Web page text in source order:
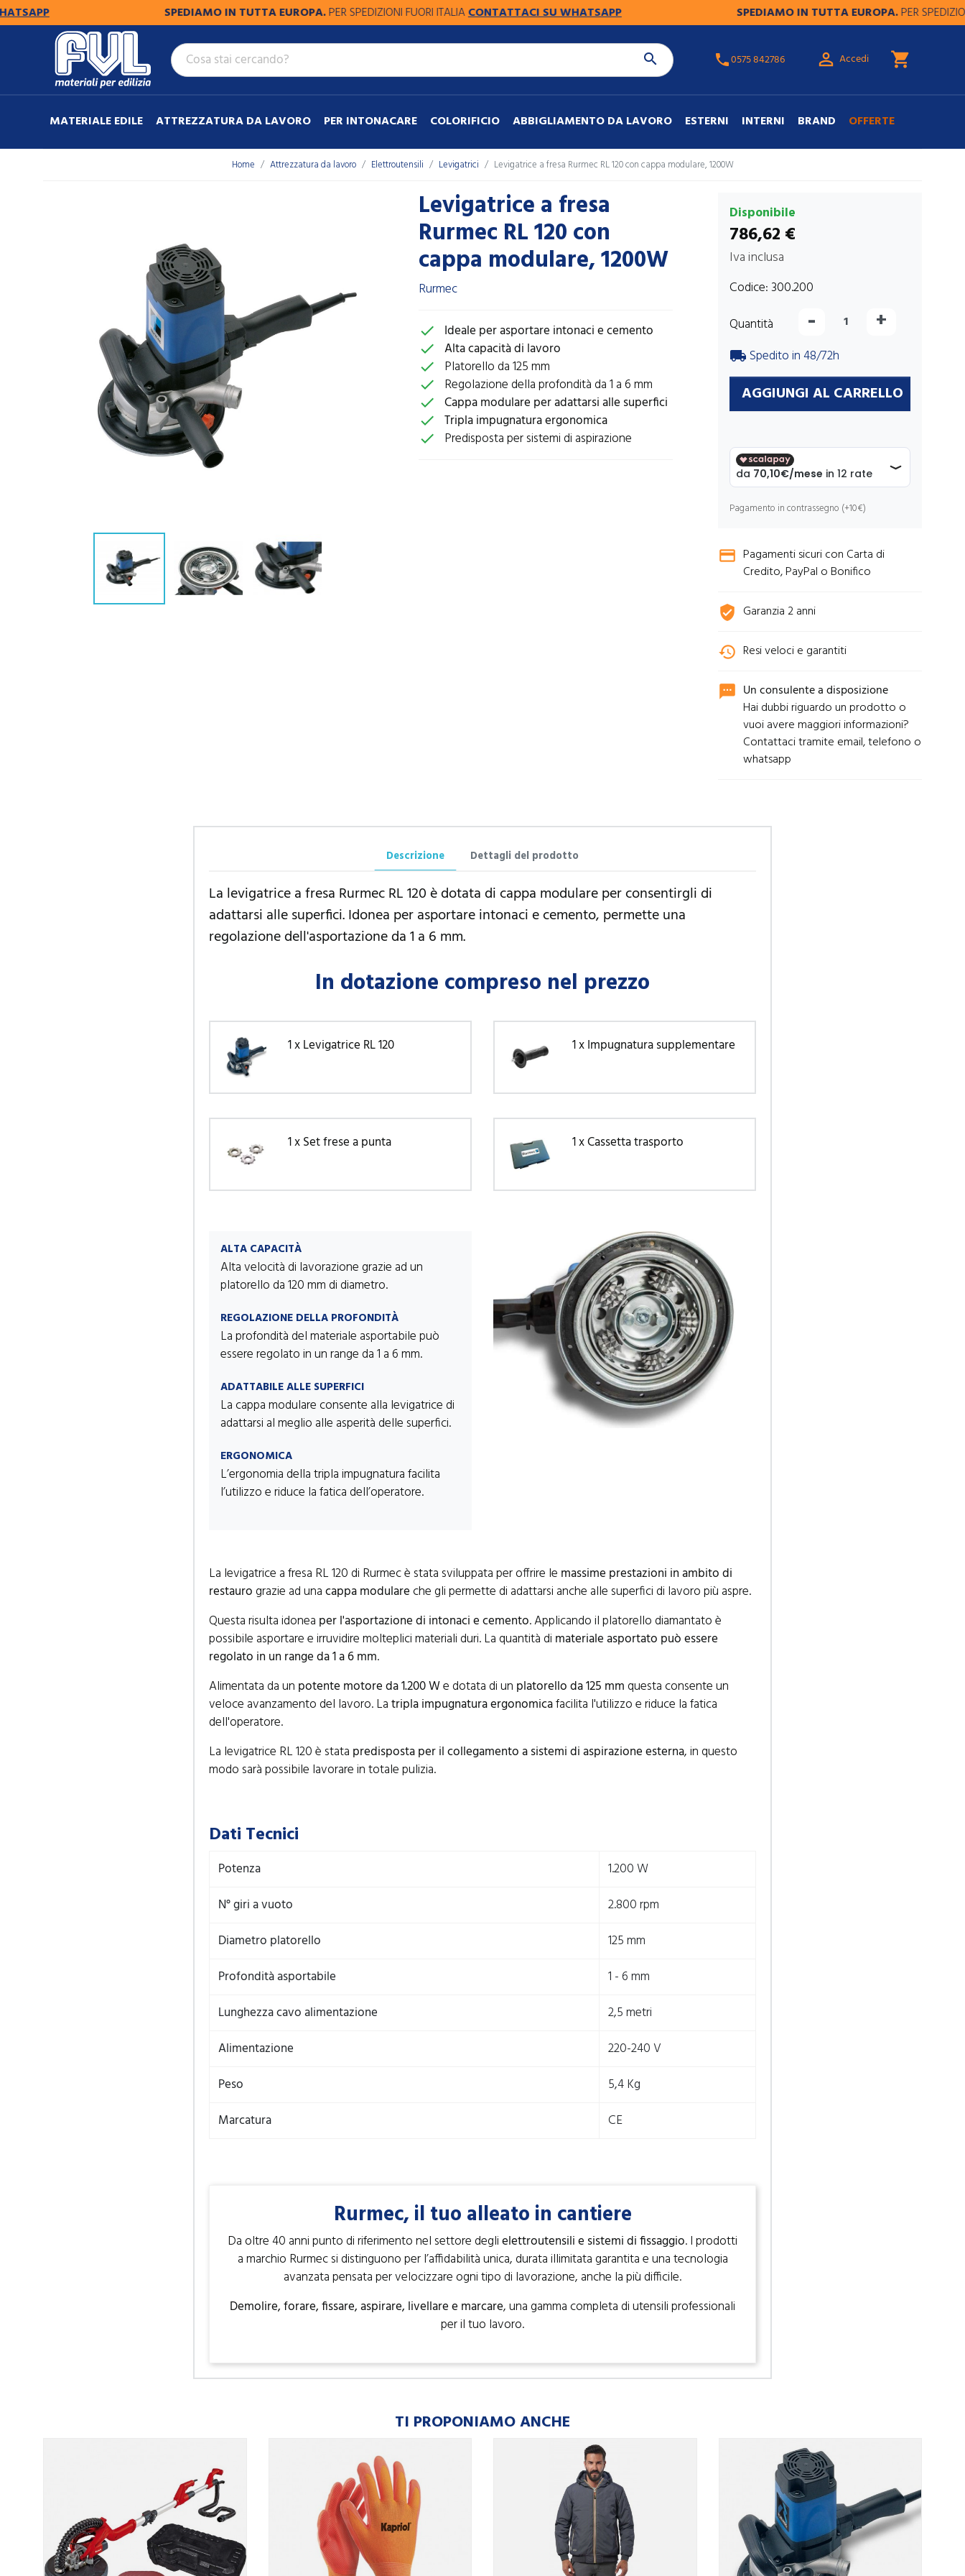
SPEDIAMO IN TUTTA EUROPA.PER SPEDIZIONI FUORI ITALIACONTATTACI SU WHATSAPP SPEDIAMO IN TUTTA EUROPA.PER SPEDIZIONI
 phone0575 842786  Accedi shopping_cart
MATERIALE EDILE ATTREZZATURA DA LAVORO PER INTONACARE COLORIFICIO ABBIGLIAMENTO DA LAVORO ESTERNI INTERNI BRAND OFFERTE
Home Attrezzatura da lavoro Elettroutensili Levigatrici Levigatrice a fresa Rurmec RL 120 con cappa modulare, 1200W
Levigatrice a fresa
Rurmec RL 120 con
cappa modulare, 1200W
Rurmec
check Ideale per asportare intonaci e cemento
check Alta capacità di lavoro
check Platorello da 125 mm
check Regolazione della profondità da 1 a 6 mm
check Cappa modulare per adattarsi alle superfici
check Tripla impugnatura ergonomica
check Predisposta per sistemi di aspirazione
Disponibile
786,62 €
Iva inclusa
Codice: 300.200
Quantità
- +
local_shipping Spedito in 48/72h
AGGIUNGI AL CARRELLO
Pagamento in contrassegno (+10€)
credit_card Pagamenti sicuri con Carta di
Credito, PayPal o Bonifico
verified_user Garanzia 2 anni
history Resi veloci e garantiti
sms Un consulente a disposizione
Hai dubbi riguardo un prodotto o
vuoi avere maggiori informazioni?
Contattaci tramite email, telefono o
whatsapp
Descrizione Dettagli del prodotto
La levigatrice a fresa Rurmec RL 120 è dotata di cappa modulare per consentirgli di
adattarsi alle superfici. Idonea per asportare intonaci e cemento, permette una
regolazione dell'asportazione da 1 a 6 mm.
In dotazione compreso nel prezzo
1 x Levigatrice RL 120 1 x Impugnatura supplementare
1 x Set frese a punta 1 x Cassetta trasporto
ALTA CAPACITÀ
Alta velocità di lavorazione grazie ad un
platorello da 120 mm di diametro.
REGOLAZIONE DELLA PROFONDITÀ
La profondità del materiale asportabile può
essere regolato in un range da 1 a 6 mm.
ADATTABILE ALLE SUPERFICI
La cappa modulare consente alla levigatrice di
adattarsi al meglio alle asperità delle superfici.
ERGONOMICA
L’ergonomia della tripla impugnatura facilita
l’utilizzo e riduce la fatica dell’operatore.
La levigatrice a fresa RL 120 di Rurmec è stata sviluppata per offrire le massime prestazioni in ambito di
restaurograzie ad unacappa modulareche gli permette di adattarsi anche alle superfici di lavoro più aspre.
Questa risulta idonea per l'asportazione di intonaci e cemento. Applicando il platorello diamantato è
possibile asportare e irruvidire molteplici materiali duri. La quantità di materiale asportato può essere
regolato in un range da 1 a 6 mm.
Alimentata da un potente motore da 1.200 We dotata di un platorello da 125 mmquesta consente un
veloce avanzamento del lavoro. Latripla impugnatura ergonomicafacilita l'utilizzo e riduce la fatica
dell'operatore.
La levigatrice RL 120 è stata predisposta per il collegamento a sistemi di aspirazione esterna, in questo
modo sarà possibile lavorare in totale pulizia.
Dati Tecnici
Potenza
1.200 W
N° giri a vuoto
2.800 rpm
Diametro platorello
125 mm
Profondità asportabile
1 - 6 mm
Lunghezza cavo alimentazione
2,5 metri
Alimentazione
220-240 V
Peso
5,4 Kg
Marcatura
CE
Rurmec, il tuo alleato in cantiere
Da oltre 40 anni punto di riferimento nel settore deglielettroutensili e sistemi di fissaggio. I prodotti
a marchio Rurmec si distinguono per l’affidabilità unica, durata illimitata garantita e una tecnologia
avanzata pensata per velocizzare ogni tipo di lavorazione, anche la più difficile.
Demolire, forare, fissare, aspirare, livellare e marcare, una gamma completa di utensili professionali
per il tuo lavoro.
TI PROPONIAMO ANCHE